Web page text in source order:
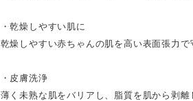
・乾燥しやすい肌に
乾燥しやすい赤ちゃんの肌を高い表面張力
・皮膚洗浄
薄く未熟な肌をバリアし、脂質を肌から剥離